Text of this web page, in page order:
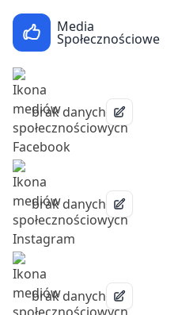
Media
Społecznościowe
brak danych
brak danych
brak danych